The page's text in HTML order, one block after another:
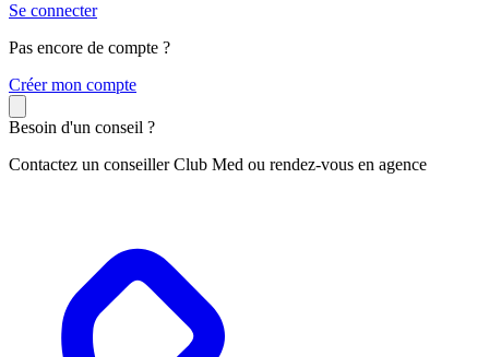
Se connecter
Pas encore de compte ?
Créer mon compte
Besoin d'un conseil ?
Contactez un conseiller Club Med ou rendez-vous en agence